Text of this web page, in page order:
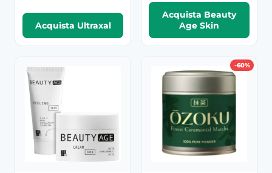
Acquista Ultraxal
Acquista Beauty
Age Skin
-60%